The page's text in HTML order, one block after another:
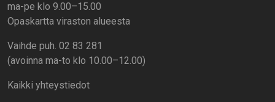
ma-pe klo 9.00–15.00
Opaskartta viraston alueesta
Vaihde puh. 02 83 281
(avoinna ma-to klo 10.00–12.00)
Kaikki yhteystiedot